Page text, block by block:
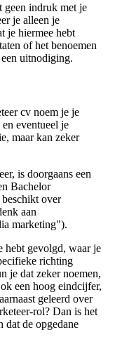
geen indruk met je
je alleen je
je hiermee hebt
of het benoemen
uitnodiging.
cv noem je je
eventueel je
maar kan zeker
is doorgaans een
Bachelor
over
aan
marketing").
hebt gevolgd, waar je
richting
je dat zeker noemen,
een hoog eindcijfer,
geleerd over
rol? Dan is het
dat de opgedane